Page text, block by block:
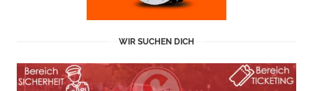
WIR SUCHEN DICH